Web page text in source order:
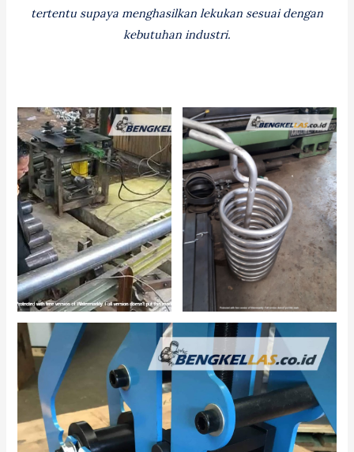
tertentu supaya menghasilkan lekukan sesuai dengan
kebutuhan industri.